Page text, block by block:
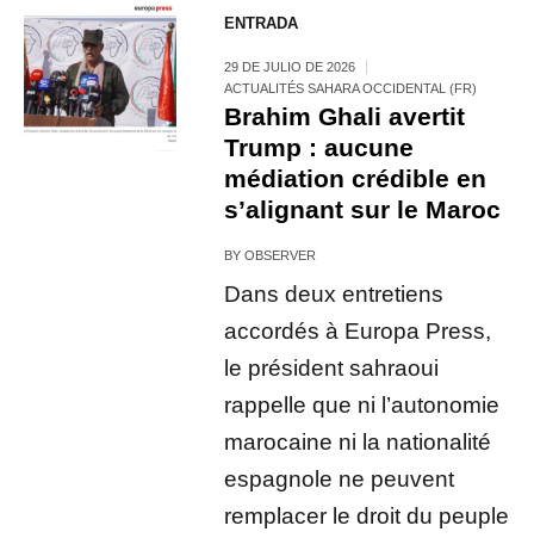
ENTRADA
29 DE JULIO DE 2026
ACTUALITÉS SAHARA OCCIDENTAL (FR)
Brahim Ghali avertit
Trump : aucune
médiation crédible en
s’alignant sur le Maroc
BYOBSERVER
Dans deux entretiens
accordés à Europa Press,
le président sahraoui
rappelle que ni l’autonomie
marocaine ni la nationalité
espagnole ne peuvent
remplacer le droit du peuple